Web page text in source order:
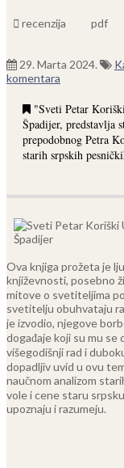
recenzija pdf
29. Marta 2024.
komentara
"Sveti Petar
Špadijer, predstavlja
prepodobnog Petra
starih srpskih
Ova knjiga prožeta je
književnosti, posebno
mitove o svetiteljima
svetitelju obuhvataju
je izvodio, njegove
događaje koji su mu se
višegodišnji rad i
dopadljiv uvid u ovu
naučnom analizom
vole i cene staru
upoznaju i razumeju.